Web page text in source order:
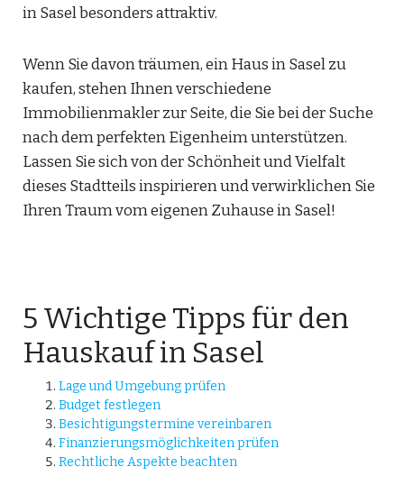
in Sasel besonders attraktiv.
Wenn Sie davon träumen, ein Haus in Sasel zu
kaufen, stehen Ihnen verschiedene
Immobilienmakler zur Seite, die Sie bei der Suche
nach dem perfekten Eigenheim unterstützen.
Lassen Sie sich von der Schönheit und Vielfalt
dieses Stadtteils inspirieren und verwirklichen Sie
Ihren Traum vom eigenen Zuhause in Sasel!
5 Wichtige Tipps für den
Hauskauf in Sasel
Lage und Umgebung prüfen
Budget festlegen
Besichtigungstermine vereinbaren
Finanzierungsmöglichkeiten prüfen
Rechtliche Aspekte beachten